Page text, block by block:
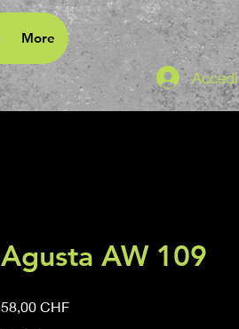
More
Accedi
Agusta AW 109
58,00 CHFPrezzo